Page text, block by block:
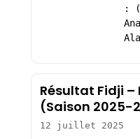
:
Résultat Fidji –
(Saison 2025-
12 juillet 2025